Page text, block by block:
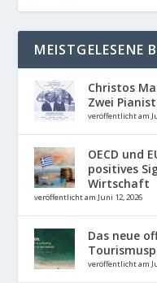
MEISTGELESENE
Christos
Zwei
veröffentlicht am
OECD und
positives
Wirtschaft
veröffentlicht am Juni 12, 2026
Das neue
veröffentlicht am